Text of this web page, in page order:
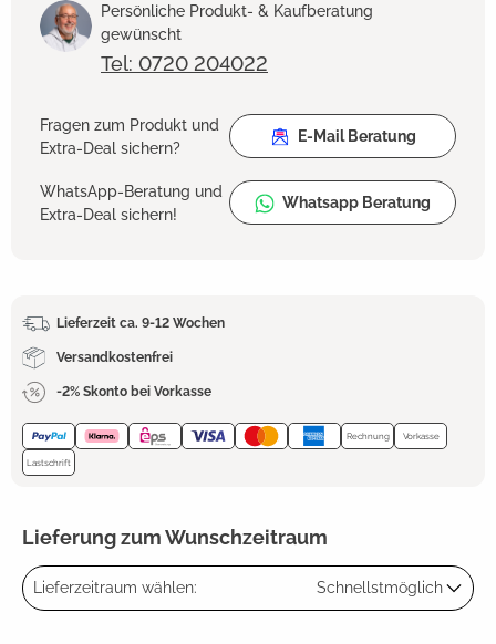
Persönliche Produkt- & Kaufberatung
gewünscht
Tel: 0720 204022
Fragen zum Produkt und
Extra-Deal sichern?
E-Mail Beratung
WhatsApp-Beratung und
Extra-Deal sichern!
Whatsapp Beratung
Lieferzeit ca. 9-12 Wochen
Versandkostenfrei
-2% Skonto bei Vorkasse
Rechnung Vorkasse
Lastschrift
Lieferung zum Wunschzeitraum
Lieferzeitraum wählen: Schnellstmöglich